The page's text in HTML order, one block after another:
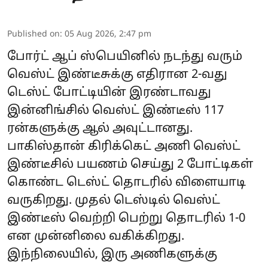
Published on: 05 Aug 2026, 2:47 pm
போர்ட் ஆப் ஸ்பெயினில் நடந்து வரும்
வெஸ்ட் இண்டீசுக்கு எதிரான 2-வது
டெஸ்ட் போட்டியின் இரண்டாவது
இன்னிங்சில் வெஸ்ட் இண்டீஸ் 117
ரன்களுக்கு ஆல் அவுட்டானது.
பாகிஸ்தான் கிரிக்கெட் அணி வெஸ்ட்
இண்டீசில் பயணம் செய்து 2 போட்டிகள்
கொண்ட டெஸ்ட் தொடரில் விளையாடி
வருகிறது. முதல் டெஸ்டில் வெஸ்ட்
இண்டீஸ் வெற்றி பெற்று தொடரில் 1-0
என முன்னிலை வகிக்கிறது.
இந்நிலையில், இரு அணிகளுக்கு